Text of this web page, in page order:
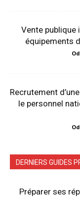
Vente publique
équipements
Recrutement
le personnel
DERNIERS GUIDES
Préparer ses